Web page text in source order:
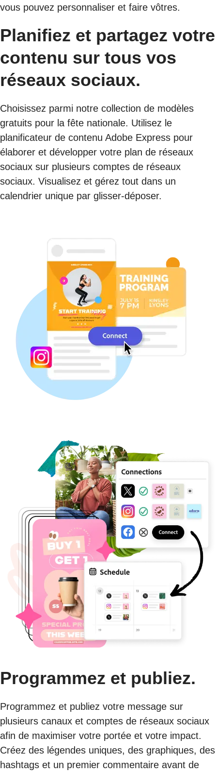
vous pouvez personnaliser et faire vôtres.
Planifiez et partagez votre
contenu sur tous vos
réseaux sociaux.
Choisissez parmi notre collection de modèles
gratuits pour la fête nationale. Utilisez le
planificateur de contenu Adobe Express pour
élaborer et développer votre plan de réseaux
sociaux sur plusieurs comptes de réseaux
sociaux. Visualisez et gérez tout dans un
calendrier unique par glisser-déposer.
Programmez et publiez.
Programmez et publiez votre message sur
plusieurs canaux et comptes de réseaux sociaux
afin de maximiser votre portée et votre impact.
Créez des légendes uniques, des graphiques, des
hashtags et un premier commentaire avant de